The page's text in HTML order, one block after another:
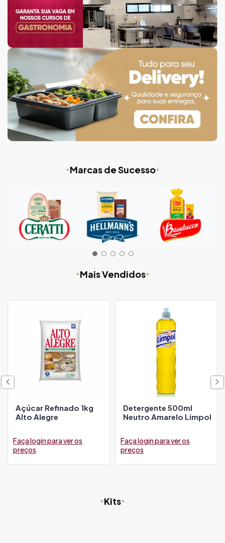
Marcas de Sucesso
Mais Vendidos
Açúcar Refinado 1kg
Alto Alegre
Faça login para ver os
preços
Detergente 500ml
Neutro Amarelo Limpol
Faça login para ver os
preços
Kits